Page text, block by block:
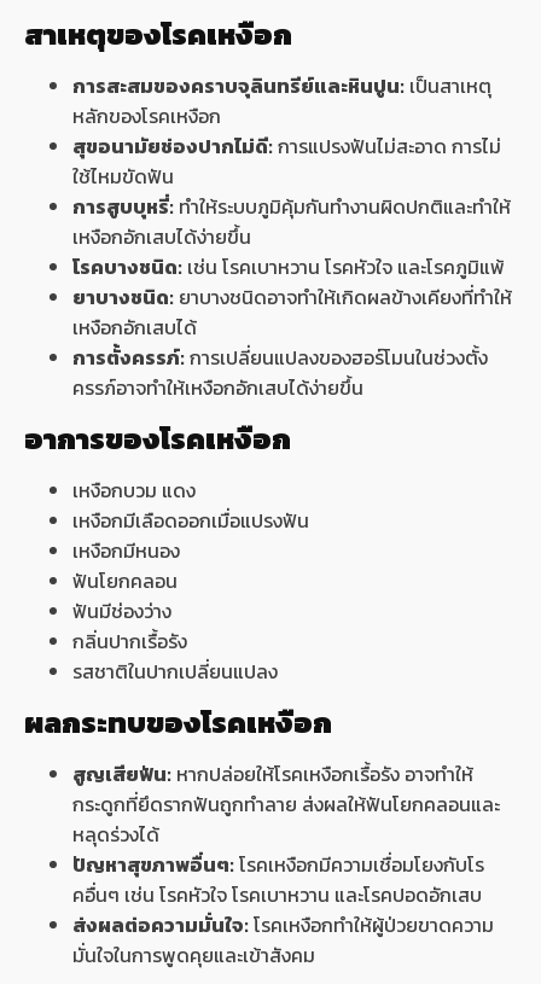
สาเหตุของโรคเหงือก
การสะสมของคราบจุลินทรีย์และหินปูน: เป็นสาเหตุ
หลักของโรคเหงือก
สุขอนามัยช่องปากไม่ดี:การแปรงฟันไม่สะอาด การไม่
ใช้ไหมขัดฟัน
การสูบบุหรี่: ทำให้ระบบภูมิคุ้มกันทำงานผิดปกติและทำให้
เหงือกอักเสบได้ง่ายขึ้น
โรคบางชนิด: เช่น โรคเบาหวาน โรคหัวใจ และโรคภูมิแพ้
ยาบางชนิด: ยาบางชนิดอาจทำให้เกิดผลข้างเคียงที่ทำให้
เหงือกอักเสบได้
การตั้งครรภ์:การเปลี่ยนแปลงของฮอร์โมนในช่วงตั้ง
ครรภ์อาจทำให้เหงือกอักเสบได้ง่ายขึ้น
อาการของโรคเหงือก
เหงือกบวม แดง
เหงือกมีเลือดออกเมื่อแปรงฟัน
เหงือกมีหนอง
ฟันโยกคลอน
ฟันมีช่องว่าง
กลิ่นปากเรื้อรัง
รสชาติในปากเปลี่ยนแปลง
ผลกระทบของโรคเหงือก
สูญเสียฟัน: หากปล่อยให้โรคเหงือกเรื้อรัง อาจทำให้
กระดูกที่ยึดรากฟันถูกทำลาย ส่งผลให้ฟันโยกคลอนและ
หลุดร่วงได้
ปัญหาสุขภาพอื่นๆ:โรคเหงือกมีความเชื่อมโยงกับโร
คอื่นๆ เช่น โรคหัวใจ โรคเบาหวาน และโรคปอดอักเสบ
ส่งผลต่อความมั่นใจ:โรคเหงือกทำให้ผู้ป่วยขาดความ
มั่นใจในการพูดคุยและเข้าสังคม